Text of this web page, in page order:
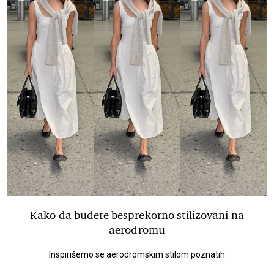
Kako da budete besprekorno stilizovani na
aerodromu
Inspirišemo se aerodromskim stilom poznatih